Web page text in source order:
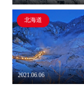
2021.06.06
北海道